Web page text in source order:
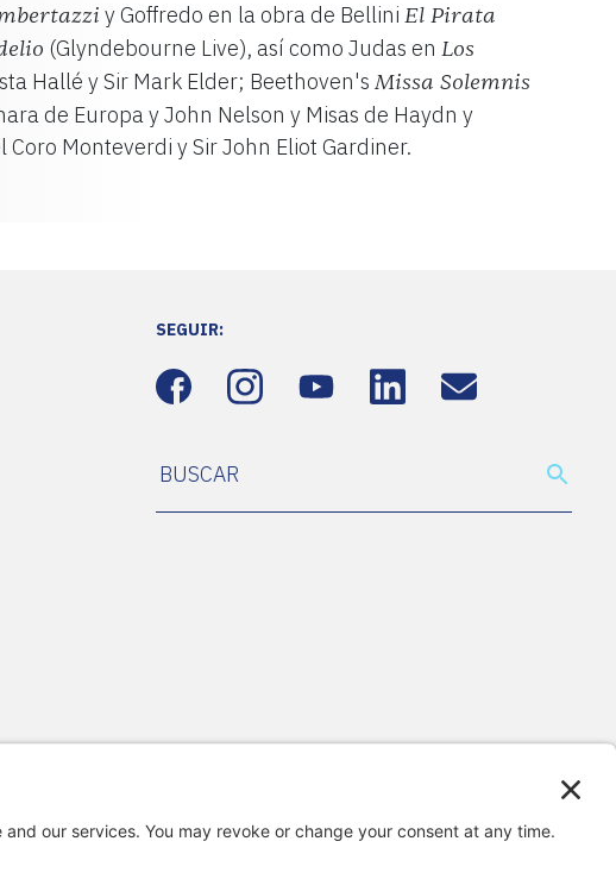
y Goffredo en la obra de Bellini El Pirata
(Glyndebourne Live), así como Judas en Los
Hallé y Sir Mark Elder; Beethoven'sMissa Solemnis
de Europa y John Nelson y Misas de Haydn y
Coro Monteverdi y Sir John Eliot Gardiner.
SEGUIR: